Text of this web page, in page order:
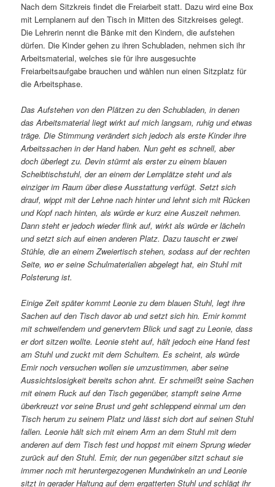
Nach dem Sitzkreis findet die Freiarbeit statt. Dazu wird eine Box
mit Lernplanern auf den Tisch in Mitten des Sitzkreises gelegt.
Die Lehrerin nennt die Bänke mit den Kindern, die aufstehen
dürfen. Die Kinder gehen zu ihren Schubladen, nehmen sich ihr
Arbeitsmaterial, welches sie für ihre ausgesuchte
Freiarbeitsaufgabe brauchen und wählen nun einen Sitzplatz für
die Arbeitsphase.
Das Aufstehen von den Plätzen zu den Schubladen, in denen
das Arbeitsmaterial liegt wirkt auf mich langsam, ruhig und etwas
träge. Die Stimmung verändert sich jedoch als erste Kinder ihre
Arbeitssachen in der Hand haben. Nun geht es schnell, aber
doch überlegt zu. Devin stürmt als erster zu einem blauen
Scheibtischstuhl, der an einem der Lernplätze steht und als
einziger im Raum über diese Ausstattung verfügt. Setzt sich
drauf, wippt mit der Lehne nach hinter und lehnt sich mit Rücken
und Kopf nach hinten, als würde er kurz eine Auszeit nehmen.
Dann steht er jedoch wieder flink auf, wirkt als würde er lächeln
und setzt sich auf einen anderen Platz. Dazu tauscht er zwei
Stühle, die an einem Zweiertisch stehen, sodass auf der rechten
Seite, wo er seine Schulmaterialien abgelegt hat, ein Stuhl mit
Polsterung ist.
Einige Zeit später kommt Leonie zu dem blauen Stuhl, legt ihre
Sachen auf den Tisch davor ab und setzt sich hin. Emir kommt
mit schweifendem und genervtem Blick und sagt zu Leonie, dass
er dort sitzen wollte. Leonie steht auf, hält jedoch eine Hand fest
am Stuhl und zuckt mit dem Schultern. Es scheint, als würde
Emir noch versuchen wollen sie umzustimmen, aber seine
Aussichtslosigkeit bereits schon ahnt. Er schmeißt seine Sachen
mit einem Ruck auf den Tisch gegenüber, stampft seine Arme
überkreuzt vor seine Brust und geht schleppend einmal um den
Tisch herum zu seinem Platz und lässt sich dort auf seinen Stuhl
fallen. Leonie hält sich mit einem Arm an dem Stuhl mit dem
anderen auf dem Tisch fest und hoppst mit einem Sprung wieder
zurück auf den Stuhl. Emir, der nun gegenüber sitzt schaut sie
immer noch mit heruntergezogenen Mundwinkeln an und Leonie
sitzt in gerader Haltung auf dem ergatterten Stuhl und schlägt ihr